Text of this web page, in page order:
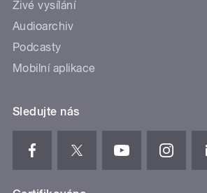
Živé vysílání
Audioarchiv
Podcasty
Mobilní aplikace
Sledujte nás